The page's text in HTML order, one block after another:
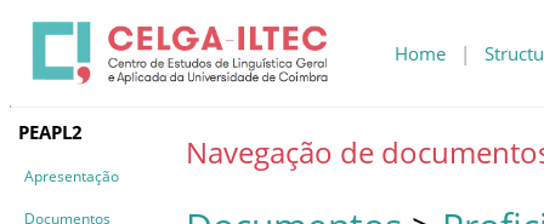
Home |
PEAPL2
Apresentação
Documentos
Navegação de